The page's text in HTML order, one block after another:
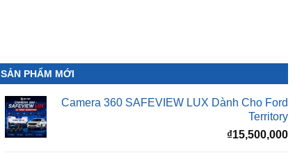
SẢN PHẨM MỚI
Camera 360 SAFEVIEW LUX Dành Cho Ford
Territory
₫15,500,000